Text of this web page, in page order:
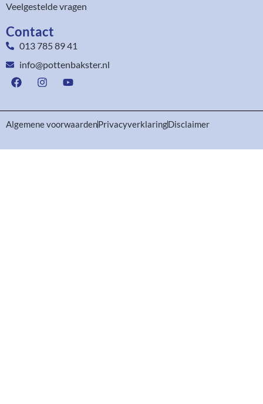
Veelgestelde vragen
Contact
013 785 89 41
info@pottenbakster.nl
Algemene voorwaardenPrivacyverklaringDisclaimer